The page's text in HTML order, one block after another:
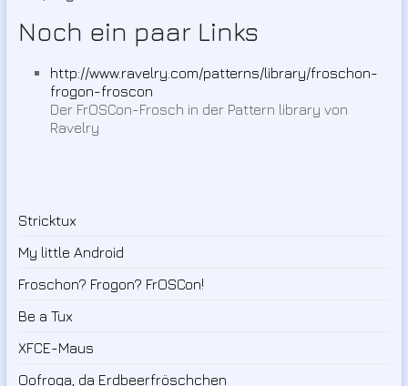
Noch ein paar Links
http://www.ravelry.com/patterns/library/froschon-
frogon-froscon
Der FrOSCon-Frosch in der Pattern library von
Ravelry
Stricktux
My little Android
Froschon? Frogon? FrOSCon!
Be a Tux
XFCE-Maus
Oofroga, da Erdbeerfröschchen